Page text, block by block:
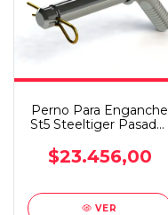
Perno Para Enganche
St5 Steeltiger Pasador
$23.456,00
VER